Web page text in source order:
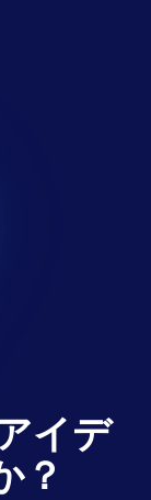
イデ
？